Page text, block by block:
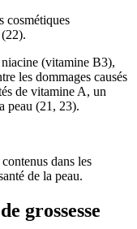
cosmétiques
22).
(vitamine B3),
les dommages causés
de vitamine A, un
peau (21 , 23).
dans les
de la peau.
grossesse